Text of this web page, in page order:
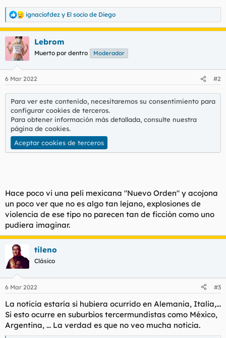
R
e
a
c
c
e
ignaciofdez y El socio de Diego
Lebrom
Muerto por dentro Moderador
6 Mar 2022 #2
Para ver este contenido, necesitaremos su consentimiento para
configurar cookies de terceros.
Para obtener información más detallada, consulte nuestra
página de cookies.
Aceptar cookies de terceros
Hace poco vi una peli mexicana "Nuevo Orden" y acojona
un poco ver que no es algo tan lejano, explosiones de
violencia de ese tipo no parecen tan de ficción como uno
pudiera imaginar.
tileno
Clásico
6 Mar 2022 #3
La noticia estaría si hubiera ocurrido en Alemania, Italia,...
Si esto ocurre en suburbios tercermundistas como México,
Argentina, ... La verdad es que no veo mucha noticia.